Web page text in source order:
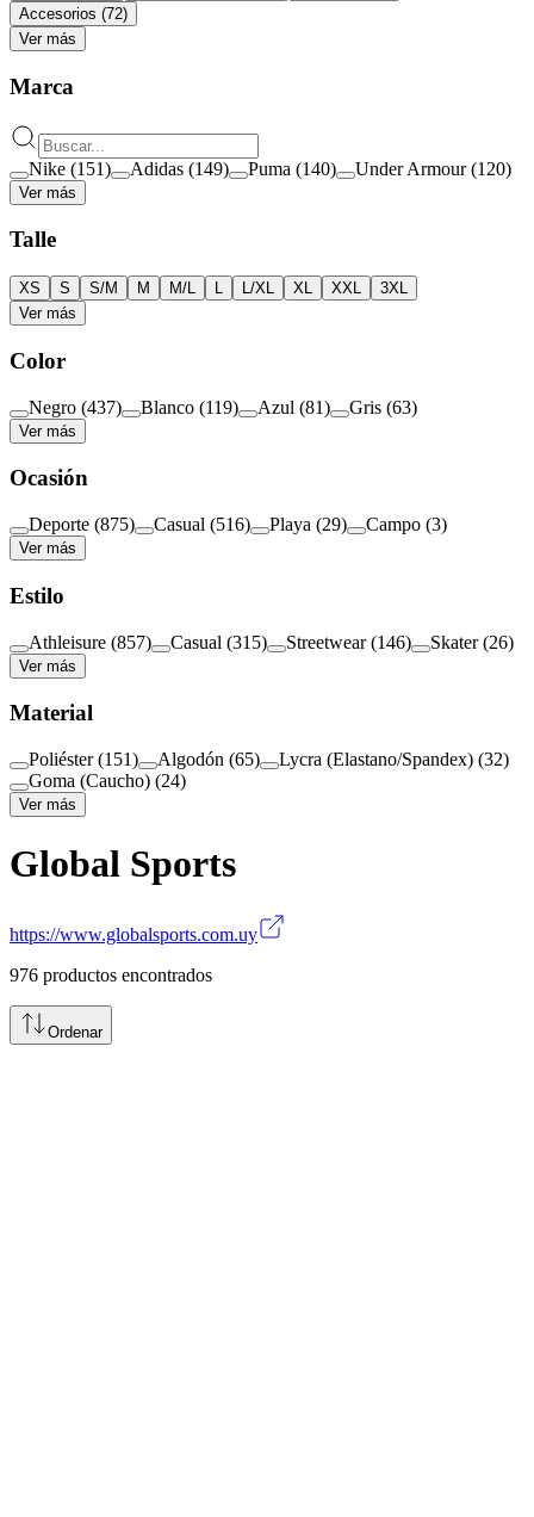
Accesorios (72)
Ver más
Marca
Nike (151) Adidas (149) Puma (140) Under Armour (120)
Ver más
Talle
XS S S/M M M/L L L/XL XL XXL
3XL
Ver más
Color
Negro (437) Blanco (119) Azul (81) Gris (63)
Ver más
Ocasión
Deporte (875) Casual (516) Playa (29) Campo (3)
Ver más
Estilo
Athleisure (857) Casual (315) Streetwear (146) Skater (26)
Ver más
Material
Poliéster (151) Algodón (65) Lycra (Elastano/Spandex) (32)
Goma (Caucho) (24)
Ver más
Global Sports
https://www.globalsports.com.uy
976 productos encontrados
Ordenar